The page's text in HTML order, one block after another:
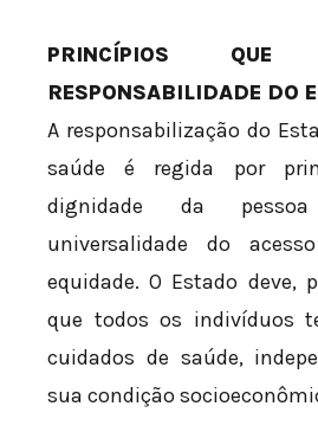
PRINCÍPIOS
RESPONSABILIDADE DO
A responsabilização do
saúde é regida por
dignidade da
universalidade do
equidade. O Estado deve,
que todos os indivíduos
cuidados de saúde,
sua condição